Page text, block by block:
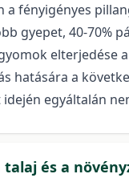
fényigényes
gyepet, 40-70%
elterjedése
hatására a
egyáltalán
és a